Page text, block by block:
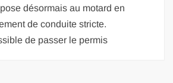
désormais au motard en
de conduite stricte.
de passer le permis